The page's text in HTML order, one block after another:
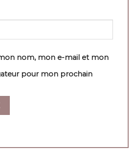
nom, mon e-mail et mon
pour mon prochain